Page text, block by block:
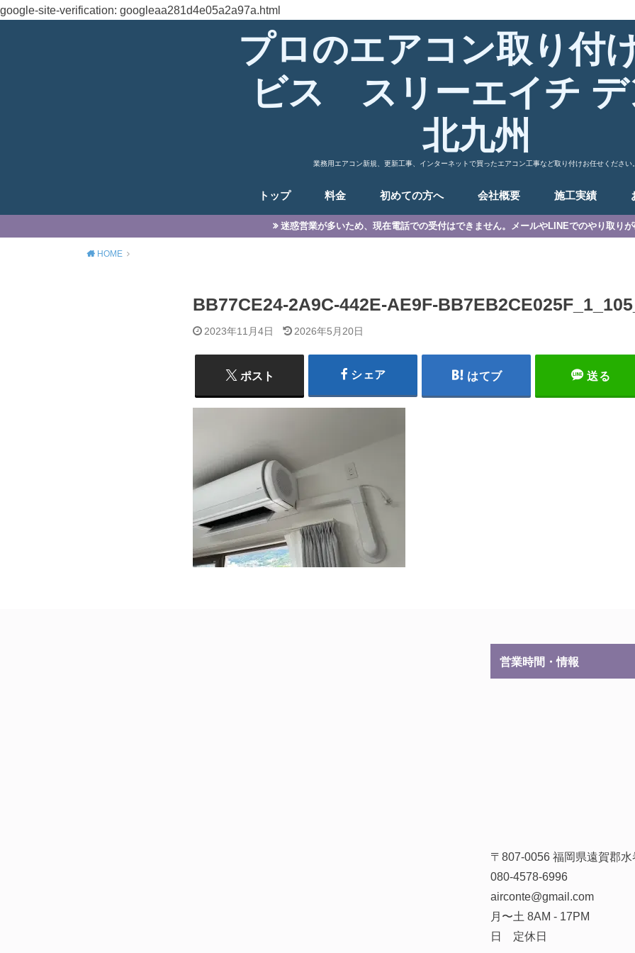
google-site-verification: googleaa281d4e05a2a97a.html
プロのエアコン取り付
ビス スリーエイチ デ
北九州
業務用エアコン新規、更新工事、インターネットで買ったエアコン工事など取り付けお任せください。
トップ 料金 初めての方へ 会社概要 施工実績
迷惑営業が多いため、現在電話での受付はできません。メールやLINEでのやり取りが
HOME
BB77CE24-2A9C-442E-AE9F-
2023年11月4日 2026年5月20日
ポスト シェア はてブ 送る
営業時間・情報
〒807-0056 福岡県遠賀郡
080-4578-6996
airconte@gmail.com
月〜土 8AM - 17PM
日 定休日